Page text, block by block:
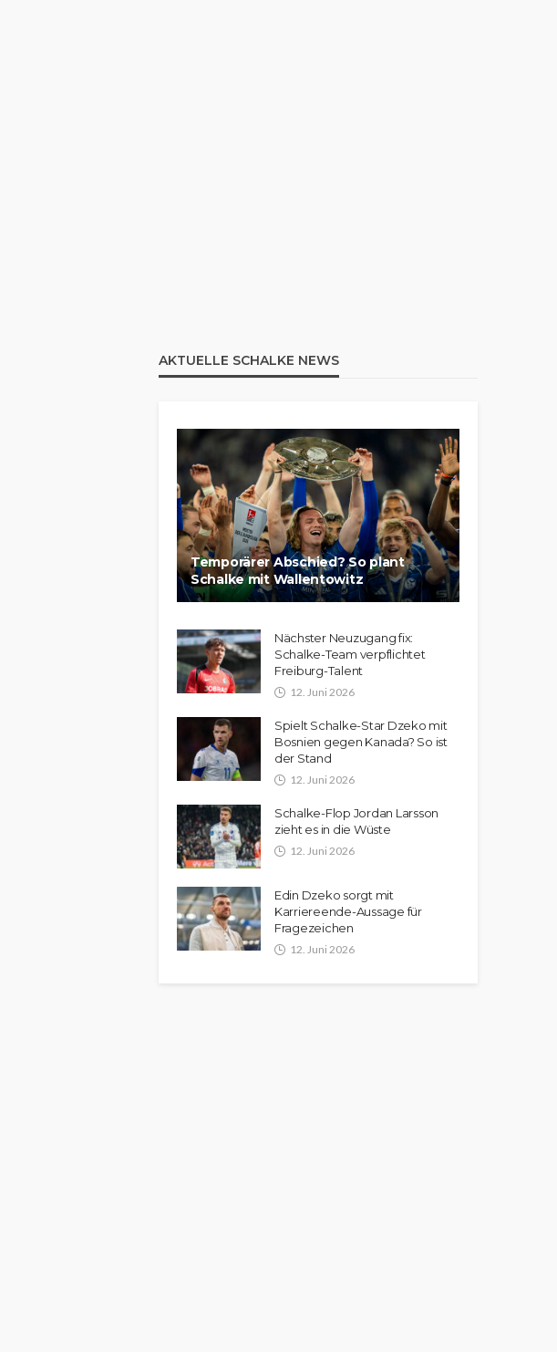
AKTUELLE SCHALKE NEWS
Temporärer Abschied? So plant
Schalke mit Wallentowitz
Nächster Neuzugang fix:
Schalke-Team verpflichtet
Freiburg-Talent
12. Juni 2026
Spielt Schalke-Star Dzeko mit
Bosnien gegen Kanada? So ist
der Stand
12. Juni 2026
Schalke-Flop Jordan Larsson
zieht es in die Wüste
12. Juni 2026
Edin Dzeko sorgt mit
Karriereende-Aussage für
Fragezeichen
12. Juni 2026